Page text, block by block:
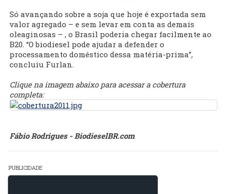
Só avançando sobre a soja que hoje é exportada sem
valor agregado – e sem levar em conta as demais
oleaginosas – , o Brasil poderia chegar facilmente ao
B20. “O biodiesel pode ajudar a defender o
processamento doméstico dessa matéria-prima”,
concluiu Furlan.
Clique na imagem abaixo para acessar a cobertura
completa:
Fábio Rodrigues - BiodieselBR.com
PUBLICIDADE